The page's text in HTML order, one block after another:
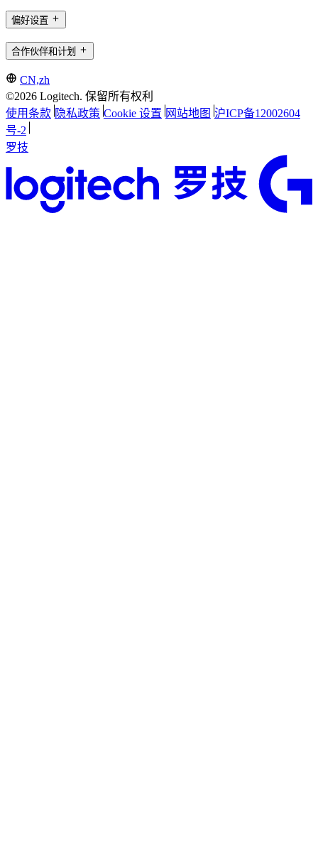
偏好设置
合作伙伴和计划
CN,zh
©2026 Logitech. 保留所有权利
使用条款 隐私政策 Cookie 设置 网站地图 沪ICP备12002604
号-2
罗技